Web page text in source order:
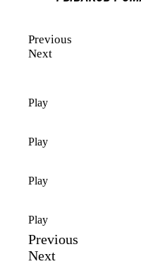
Previous
Next
Play
Play
Play
Play
Previous
Next